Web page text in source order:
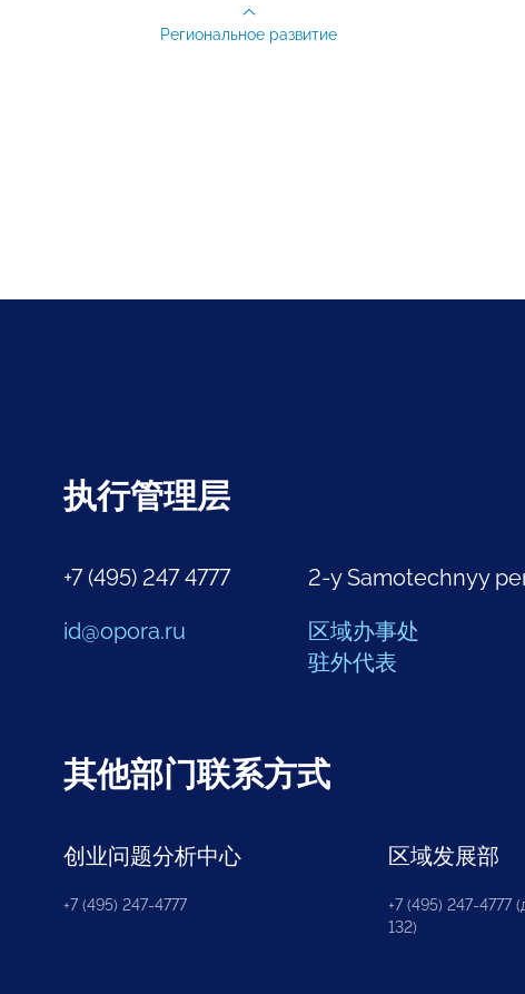
Региональное развитие
执行管理层
+7 (495) 247 4777
id@opora.ru
2-y Samotechnyy
区域办事处
驻外代表
其他部门联系方式
创业问题分析中心
+7 (495) 247-4777
区域发展部
+7 (495) 247-4777
132)